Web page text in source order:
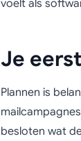
voelt als
Je
Plannen is
besloten wat